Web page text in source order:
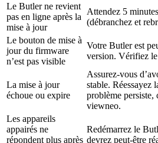
Le Butler ne revient
pas en ligne après la
mise à jour
Attendez 5
(débranchez et
Le bouton de mise à
jour du firmware
n’est pas visible
Votre Butler est
version. Vérifiez
La mise à jour
échoue ou expire
Assurez-vous
stable. Réessayez
problème persiste,
viewneo.
Les appareils
appairés ne
répondent plus après
Redémarrez le
devrez peut-être